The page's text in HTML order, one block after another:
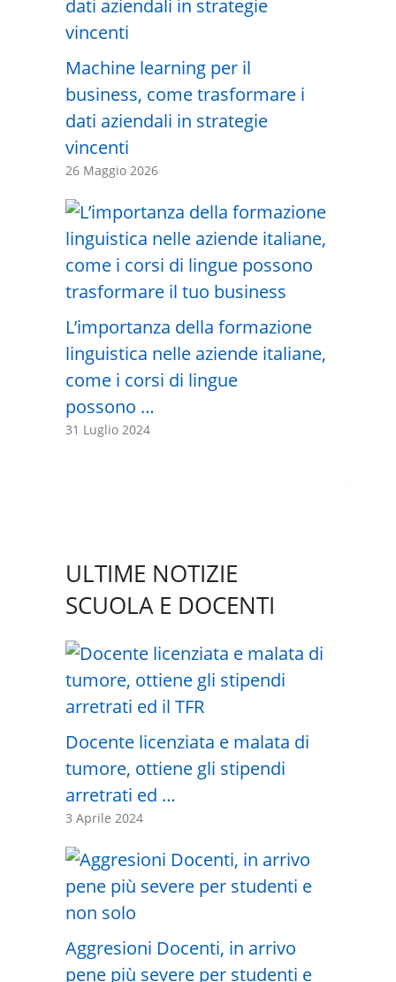
Machine learning per il
business, come trasformare i
dati aziendali in strategie
vincenti
26 Maggio 2026
L’importanza della formazione
linguistica nelle aziende italiane,
come i corsi di lingue
possono …
31 Luglio 2024
ULTIME NOTIZIE
SCUOLA E DOCENTI
Docente licenziata e malata di
tumore, ottiene gli stipendi
arretrati ed …
3 Aprile 2024
Aggresioni Docenti, in arrivo
pene più severe per studenti e